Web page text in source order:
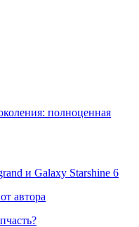
полноценная
и Galaxy Starshine 6
автора